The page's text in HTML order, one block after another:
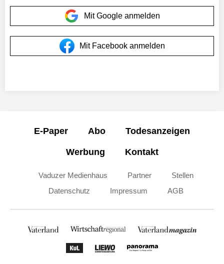
Mit Google anmelden
Mit Facebook anmelden
E-Paper Abo Todesanzeigen
Werbung Kontakt
Vaduzer Medienhaus Partner
Stellen
Datenschutz
Impressum AGB